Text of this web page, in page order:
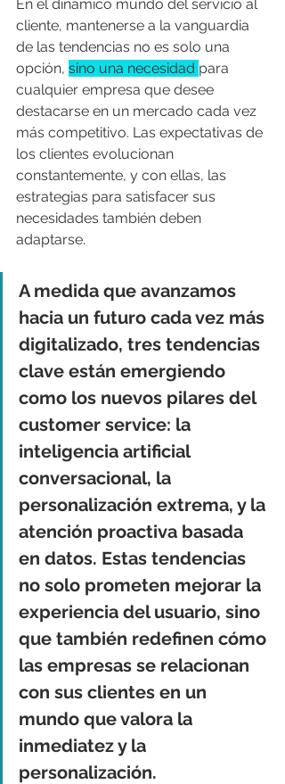
En el dinámico mundo del servicio al
cliente, mantenerse a la vanguardia
de las tendencias no es solo una
opción, sino una necesidad para
cualquier empresa que desee
destacarse en un mercado cada vez
más competitivo. Las expectativas de
los clientes evolucionan
constantemente, y con ellas, las
estrategias para satisfacer sus
necesidades también deben
adaptarse.
A medida que avanzamos
hacia un futuro cada vez más
digitalizado, tres tendencias
clave están emergiendo
como los nuevos pilares del
customer service: la
inteligencia artificial
conversacional, la
personalización extrema, y la
atención proactiva basada
en datos. Estas tendencias
no solo prometen mejorar la
experiencia del usuario, sino
que también redefinen cómo
las empresas se relacionan
con sus clientes en un
mundo que valora la
inmediatez y la
personalización.